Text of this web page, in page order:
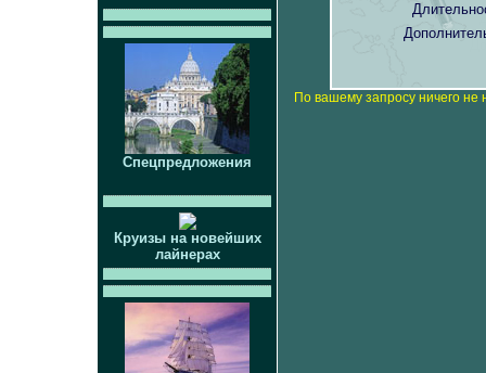
Спецпредложения
Круизы на новейших
лайнерах
По вашему запросу ничего не